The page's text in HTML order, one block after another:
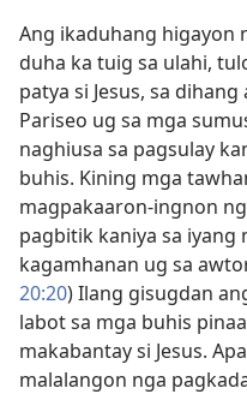
Ang ikaduhang higayon
duha ka tuig sa ulahi,
patya si Jesus, sa
Pariseo ug sa mga
naghiusa sa pagsulay
buhis. Kining mga
magpakaaron-ingnon
pagbitik kaniya sa iyang
kagamhanan ug sa
20:20) Ilang gisugdan
labot sa mga buhis
makabantay si Jesus.
malalangon nga